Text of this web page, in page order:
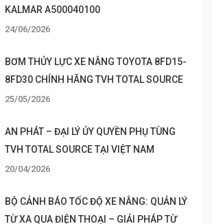
KALMAR A500040100
24/06/2026
BƠM THỦY LỰC XE NÂNG TOYOTA 8FD15-
8FD30 CHÍNH HÃNG TVH TOTAL SOURCE
25/05/2026
AN PHÁT – ĐẠI LÝ ỦY QUYỀN PHỤ TÙNG
TVH TOTAL SOURCE TẠI VIỆT NAM
20/04/2026
BỘ CẢNH BÁO TỐC ĐỘ XE NÂNG: QUẢN LÝ
TỪ XA QUA ĐIỆN THOẠI – GIẢI PHÁP TỪ